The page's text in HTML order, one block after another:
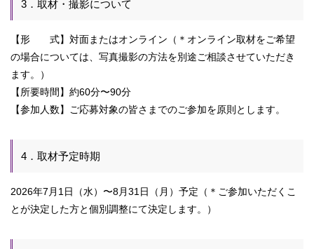
3．取材・撮影について
【形 式】対面またはオンライン（＊オンライン取材をご希望
の場合については、写真撮影の方法を別途ご相談させていただき
ます。）
【所要時間】約60分〜90分
【参加人数】ご応募対象の皆さまでのご参加を原則とします。
4．取材予定時期
2026年7月1日（水）〜8月31日（月）予定（＊ご参加いただくこ
とが決定した方と個別調整にて決定します。）